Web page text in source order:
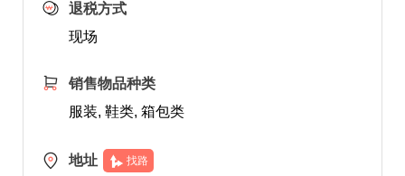
退税方式
现场
销售物品种类
服装, 鞋类, 箱包类
地址 找路